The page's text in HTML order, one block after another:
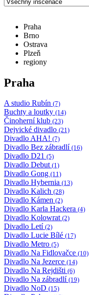
Praha
Brno
Ostrava
Plzeň
regiony
Praha
A studio Rubín (7)
Buchty a loutky (14)
Činoherní klub (23)
Dejvické divadlo (21)
Divadlo AHA! (7)
Divadlo Bez zábradlí (16)
Divadlo D21 (5)
Divadlo Debut (1)
Divadlo Gong (11)
Divadlo Hybernia (13)
Divadlo Kalich (28)
Divadlo Kámen (2)
Divadlo Karla Hackera (4)
Divadlo Kolowrat (2)
Divadlo Letí (2)
Divadlo Lucie Bílé (17)
Divadlo Metro (5)
Divadlo Na Fidlovačce (10)
Divadlo Na Jezerce (14)
Divadlo Na Rejdišti (6)
Divadlo Na zábradlí (19)
Divadlo NoD (15)